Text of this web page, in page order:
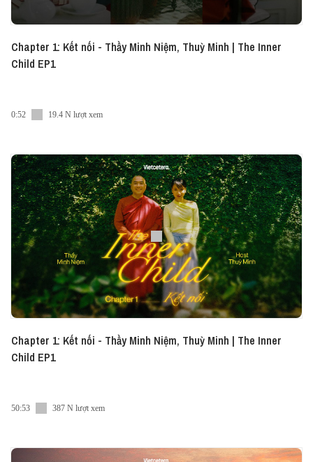
Chapter 1: Kết nối - Thầy Minh Niệm, Thuỳ Minh | The Inner
Child EP1
0:52 19.4 N lượt xem
Chapter 1: Kết nối - Thầy Minh Niệm, Thuỳ Minh | The Inner
Child EP1
50:53 387 N lượt xem